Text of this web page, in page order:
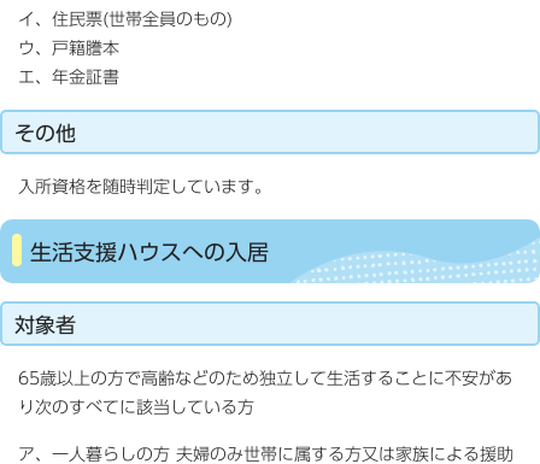
イ、住民票(世帯全員のもの)
ウ、戸籍謄本
エ、年金証書
その他
入所資格を随時判定しています。
生活支援ハウスへの入居
対象者
65歳以上の方で高齢などのため独立して生活することに不安があ
り次のすべてに該当している方
ア、一人暮らしの方 夫婦のみ世帯に属する方又は家族による援助